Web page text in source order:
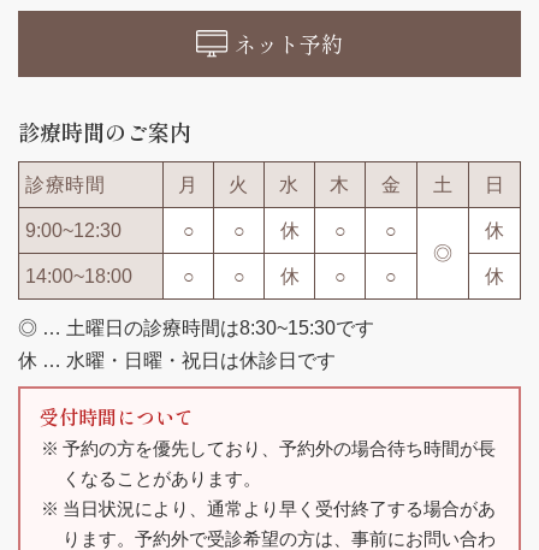
ネット予約
診療時間のご案内
診療時間 月 火 水 木 金 土 日
9:00~12:30 ○ ○ 休 ○
○
◎
休
14:00~18:00 ○ ○ 休 ○ ○ 休
◎ … 土曜日の診療時間は8:30~15:30です
休 … 水曜・日曜・祝日は休診日です
受付時間について
予約の方を優先しており、予約外の場合待ち時間が長
くなることがあります。
当日状況により、通常より早く受付終了する場合があ
ります。予約外で受診希望の方は、事前にお問い合わ